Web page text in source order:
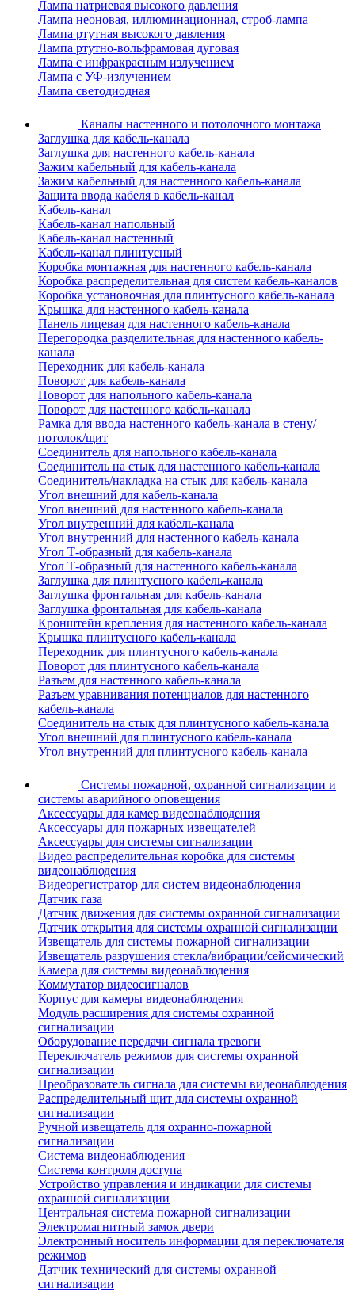
Лампа натриевая высокого давления
Лампа неоновая, иллюминационная, строб-лампа
Лампа ртутная высокого давления
Лампа ртутно-вольфрамовая дуговая
Лампа с инфракрасным излучением
Лампа с УФ-излучением
Лампа светодиодная
Каналы настенного и потолочного монтажа
Заглушка для кабель-канала
Заглушка для настенного кабель-канала
Зажим кабельный для кабель-канала
Зажим кабельный для настенного кабель-канала
Защита ввода кабеля в кабель-канал
Кабель-канал
Кабель-канал напольный
Кабель-канал настенный
Кабель-канал плинтусный
Коробка монтажная для настенного кабель-канала
Коробка распределительная для систем кабель-каналов
Коробка установочная для плинтусного кабель-канала
Крышка для настенного кабель-канала
Панель лицевая для настенного кабель-канала
Перегородка разделительная для настенного кабель-
канала
Переходник для кабель-канала
Поворот для кабель-канала
Поворот для напольного кабель-канала
Поворот для настенного кабель-канала
Рамка для ввода настенного кабель-канала в стену/
потолок/щит
Соединитель для напольного кабель-канала
Соединитель на стык для настенного кабель-канала
Соединитель/накладка на стык для кабель-канала
Угол внешний для кабель-канала
Угол внешний для настенного кабель-канала
Угол внутренний для кабель-канала
Угол внутренний для настенного кабель-канала
Угол Т-образный для кабель-канала
Угол Т-образный для настенного кабель-канала
Заглушка для плинтусного кабель-канала
Заглушка фронтальная для кабель-канала
Заглушка фронтальная для кабель-канала
Кронштейн крепления для настенного кабель-канала
Крышка плинтусного кабель-канала
Переходник для плинтусного кабель-канала
Поворот для плинтусного кабель-канала
Разъем для настенного кабель-канала
Разъем уравнивания потенциалов для настенного
кабель-канала
Соединитель на стык для плинтусного кабель-канала
Угол внешний для плинтусного кабель-канала
Угол внутренний для плинтусного кабель-канала
Системы пожарной, охранной сигнализации и
системы аварийного оповещения
Аксессуары для камер видеонаблюдения
Аксессуары для пожарных извещателей
Аксессуары для системы сигнализации
Видео распределительная коробка для системы
видеонаблюдения
Видеорегистратор для систем видеонаблюдения
Датчик газа
Датчик движения для системы охранной сигнализации
Датчик открытия для системы охранной сигнализации
Извещатель для системы пожарной сигнализации
Извещатель разрушения стекла/вибрации/сейсмический
Камера для системы видеонаблюдения
Коммутатор видеосигналов
Корпус для камеры видеонаблюдения
Модуль расширения для системы охранной
сигнализации
Оборудование передачи сигнала тревоги
Переключатель режимов для системы охранной
сигнализации
Преобразователь сигнала для системы видеонаблюдения
Распределительный щит для системы охранной
сигнализации
Ручной извещатель для охранно-пожарной
сигнализации
Система видеонаблюдения
Система контроля доступа
Устройство управления и индикации для системы
охранной сигнализации
Центральная система пожарной сигнализации
Электромагнитный замок двери
Электронный носитель информации для переключателя
режимов
Датчик технический для системы охранной
сигнализации